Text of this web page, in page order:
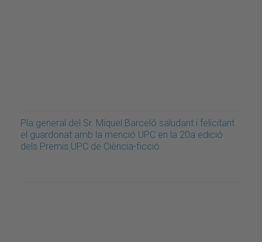
Pla general del Sr. Miquel Barceló saludant i felicitant
el guardonat amb la menció UPC en la 20a edició
dels Premis UPC de Ciència-ficció